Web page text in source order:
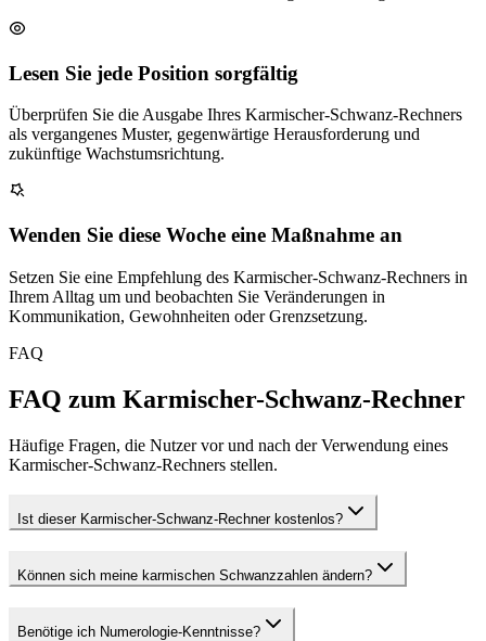
Lesen Sie jede Position sorgfältig
Überprüfen Sie die Ausgabe Ihres Karmischer-Schwanz-Rechners
als vergangenes Muster, gegenwärtige Herausforderung und
zukünftige Wachstumsrichtung.
Wenden Sie diese Woche eine Maßnahme an
Setzen Sie eine Empfehlung des Karmischer-Schwanz-Rechners in
Ihrem Alltag um und beobachten Sie Veränderungen in
Kommunikation, Gewohnheiten oder Grenzsetzung.
FAQ
FAQ zum Karmischer-Schwanz-Rechner
Häufige Fragen, die Nutzer vor und nach der Verwendung eines
Karmischer-Schwanz-Rechners stellen.
Ist dieser Karmischer-Schwanz-Rechner kostenlos?
Können sich meine karmischen Schwanzzahlen ändern?
Benötige ich Numerologie-Kenntnisse?